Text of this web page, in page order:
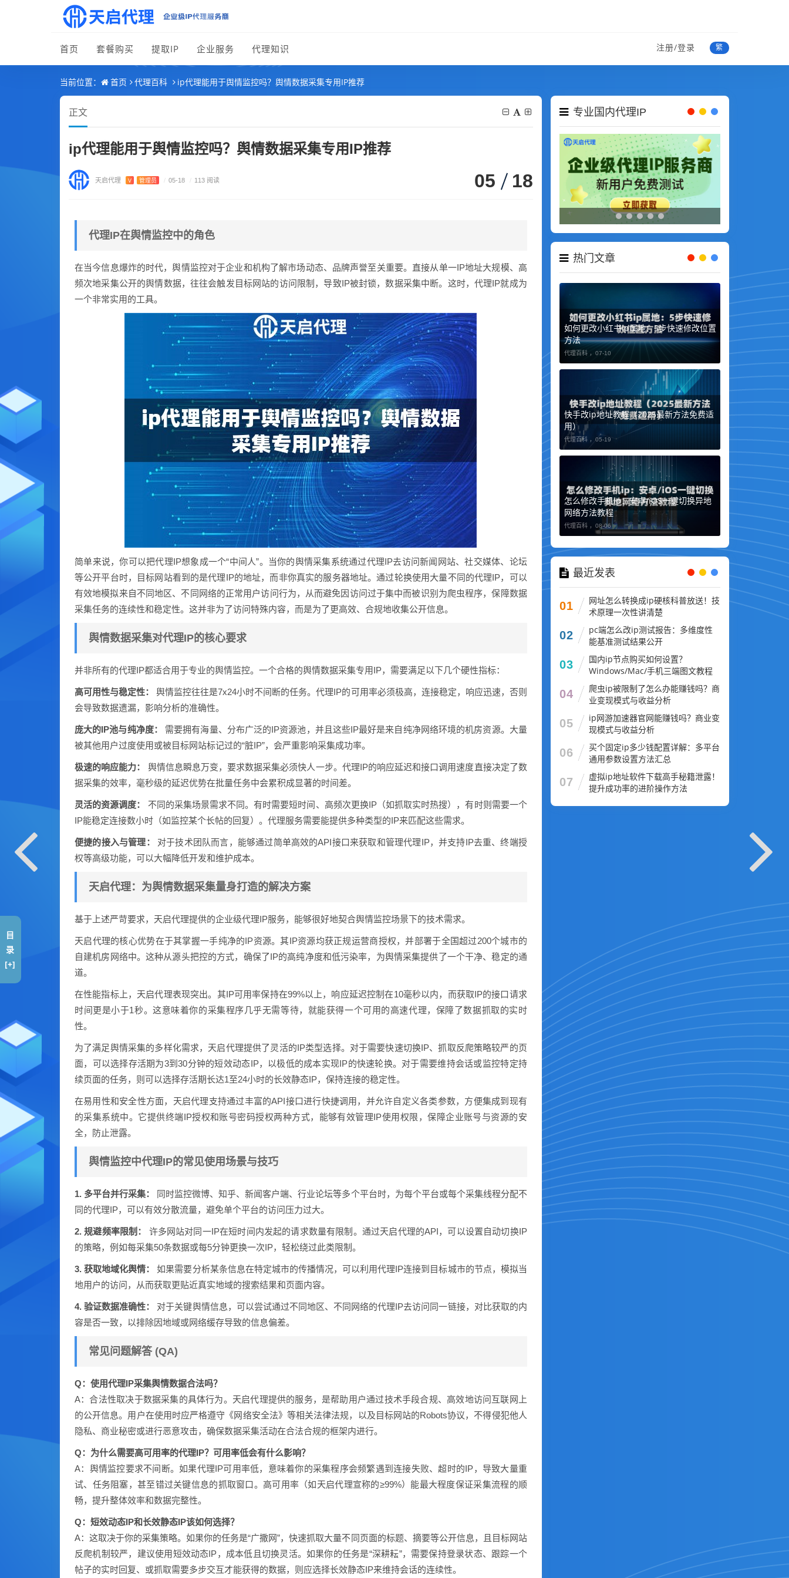
首页 套餐购买 提取IP 企业服务 代理知识 注册/登录 繁
当前位置： 首页 代理百科 ip代理能用于舆情监控吗？舆情数据采集专用IP推荐
正文
ip代理能用于舆情监控吗？舆情数据采集专用IP推荐
天启代理 V 管理员 / 05-18 / 113 阅读 05 18
代理IP在舆情监控中的角色
在当今信息爆炸的时代，舆情监控对于企业和机构了解市场动态、品牌声誉至关重要。直接从单一IP地址大规模、高
频次地采集公开的舆情数据，往往会触发目标网站的访问限制，导致IP被封锁，数据采集中断。这时，代理IP就成为
一个非常实用的工具。
简单来说，你可以把代理IP想象成一个“中间人”。当你的舆情采集系统通过代理IP去访问新闻网站、社交媒体、论坛
等公开平台时，目标网站看到的是代理IP的地址，而非你真实的服务器地址。通过轮换使用大量不同的代理IP，可以
有效地模拟来自不同地区、不同网络的正常用户访问行为，从而避免因访问过于集中而被识别为爬虫程序，保障数据
采集任务的连续性和稳定性。这并非为了访问特殊内容，而是为了更高效、合规地收集公开信息。
舆情数据采集对代理IP的核心要求
并非所有的代理IP都适合用于专业的舆情监控。一个合格的舆情数据采集专用IP，需要满足以下几个硬性指标：
高可用性与稳定性：
舆情监控往往是7x24小时不间断的任务。代理IP的可用率必须极高，连接稳定，响应迅速，否则
会导致数据遗漏，影响分析的准确性。
庞大的IP池与纯净度：
需要拥有海量、分布广泛的IP资源池，并且这些IP最好是来自纯净网络环境的机房资源。大量
被其他用户过度使用或被目标网站标记过的“脏IP”，会严重影响采集成功率。
极速的响应能力：
舆情信息瞬息万变，要求数据采集必须快人一步。代理IP的响应延迟和接口调用速度直接决定了数
据采集的效率，毫秒级的延迟优势在批量任务中会累积成显著的时间差。
灵活的资源调度：
不同的采集场景需求不同。有时需要短时间、高频次更换IP（如抓取实时热搜），有时则需要一个
IP能稳定连接数小时（如监控某个长帖的回复）。代理服务需要能提供多种类型的IP来匹配这些需求。
便捷的接入与管理：
对于技术团队而言，能够通过简单高效的API接口来获取和管理代理IP，并支持IP去重、终端授
权等高级功能，可以大幅降低开发和维护成本。
天启代理：为舆情数据采集量身打造的解决方案
基于上述严苛要求，天启代理提供的企业级代理IP服务，能够很好地契合舆情监控场景下的技术需求。
天启代理的核心优势在于其掌握一手纯净的IP资源。其IP资源均获正规运营商授权，并部署于全国超过200个城市的
自建机房网络中。这种从源头把控的方式，确保了IP的高纯净度和低污染率，为舆情采集提供了一个干净、稳定的通
道。
在性能指标上，天启代理表现突出。其IP可用率保持在99%以上，响应延迟控制在10毫秒以内，而获取IP的接口请求
时间更是小于1秒。这意味着你的采集程序几乎无需等待，就能获得一个可用的高速代理，保障了数据抓取的实时
性。
为了满足舆情采集的多样化需求，天启代理提供了灵活的IP类型选择。对于需要快速切换IP、抓取反爬策略较严的页
面，可以选择存活期为3到30分钟的短效动态IP，以极低的成本实现IP的快速轮换。对于需要维持会话或监控特定持
续页面的任务，则可以选择存活期长达1至24小时的长效静态IP，保持连接的稳定性。
在易用性和安全性方面，天启代理支持通过丰富的API接口进行快捷调用，并允许自定义各类参数，方便集成到现有
的采集系统中。它提供终端IP授权和账号密码授权两种方式，能够有效管理IP使用权限，保障企业账号与资源的安
全，防止泄露。
舆情监控中代理IP的常见使用场景与技巧
1. 多平台并行采集：
同时监控微博、知乎、新闻客户端、行业论坛等多个平台时，为每个平台或每个采集线程分配不
同的代理IP，可以有效分散流量，避免单个平台的访问压力过大。
2. 规避频率限制：
许多网站对同一IP在短时间内发起的请求数量有限制。通过天启代理的API，可以设置自动切换IP
的策略，例如每采集50条数据或每5分钟更换一次IP，轻松绕过此类限制。
3. 获取地域化舆情：
如果需要分析某条信息在特定城市的传播情况，可以利用代理IP连接到目标城市的节点，模拟当
地用户的访问，从而获取更贴近真实地域的搜索结果和页面内容。
4. 验证数据准确性：
对于关键舆情信息，可以尝试通过不同地区、不同网络的代理IP去访问同一链接，对比获取的内
容是否一致，以排除因地域或网络缓存导致的信息偏差。
常见问题解答 (QA)
Q：使用代理IP采集舆情数据合法吗？
A：合法性取决于数据采集的具体行为。天启代理提供的服务，是帮助用户通过技术手段合规、高效地访问互联网上
的公开信息。用户在使用时应严格遵守《网络安全法》等相关法律法规，以及目标网站的Robots协议，不得侵犯他人
隐私、商业秘密或进行恶意攻击，确保数据采集活动在合法合规的框架内进行。
Q：为什么需要高可用率的代理IP？可用率低会有什么影响？
A：舆情监控要求不间断。如果代理IP可用率低，意味着你的采集程序会频繁遇到连接失败、超时的IP，导致大量重
试、任务阻塞，甚至错过关键信息的抓取窗口。高可用率（如天启代理宣称的≥99%）能最大程度保证采集流程的顺
畅，提升整体效率和数据完整性。
Q：短效动态IP和长效静态IP该如何选择？
A：这取决于你的采集策略。如果你的任务是“广撒网”，快速抓取大量不同页面的标题、摘要等公开信息，且目标网站
反爬机制较严，建议使用短效动态IP，成本低且切换灵活。如果你的任务是“深耕耘”，需要保持登录状态、跟踪一个
帖子的实时回复、或抓取需要多步交互才能获得的数据，则应选择长效静态IP来维持会话的连续性。
专业国内代理IP
热门文章
如何更改小红书ip属地：5步快速修改位置
方法
代理百科 ， 07-10
快手改ip地址教程（2025最新方法免费适
用）
代理百科 ， 05-19
怎么修改手机ip：安卓/iOS一键切换异地
网络方法教程
代理百科 ， 08-06
最近发表
01
网址怎么转换成ip硬核科普放送！技
术原理一次性讲清楚
02
pc端怎么改ip测试报告：多维度性
能基准测试结果公开
03
国内ip节点购买如何设置？
Windows/Mac/手机三端图文教程
04
爬虫ip被限制了怎么办能赚钱吗？商
业变现模式与收益分析
05
ip网游加速器官网能赚钱吗？商业变
现模式与收益分析
06
买个固定ip多少钱配置详解：多平台
通用参数设置方法汇总
07
虚拟ip地址软件下载高手秘籍泄露！
提升成功率的进阶操作方法
目
录
[+]